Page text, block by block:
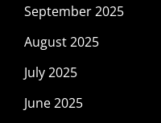
September 2025
August 2025
July 2025
June 2025